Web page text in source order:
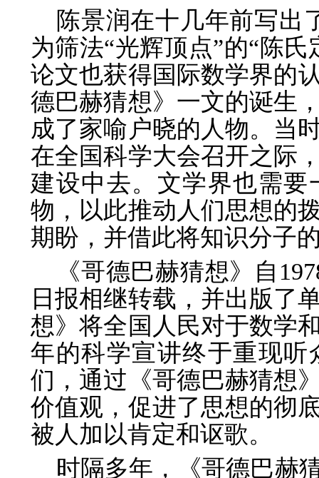
陈景润在十几年前写出
为筛法“光辉顶点”的“陈
论文也获得国际数学界的
德巴赫猜想》一文的诞生
成了家喻户晓的人物。当
在全国科学大会召开之际
建设中去。文学界也需
物，以此推动人们思想的
期盼，并借此将知识分子
《哥德巴赫猜想》自
日报相继转载，并出版了
想》将全国人民对于数学
年的科学宣讲终于重现
们，通过《哥德巴赫猜想
价值观，促进了思想的彻
被人加以肯定和讴歌。
时隔多年，《哥德巴赫